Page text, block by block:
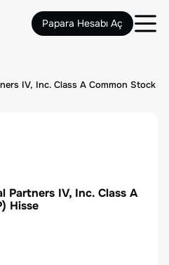
Papara Hesabı Aç
IV, Inc. Class A Common Stock
Partners IV, Inc. Class A
) Hisse